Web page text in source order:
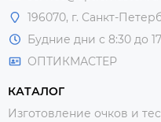
196070, г. Санкт-
Будние дни с 8:30 до
ОПТИКМАСТЕР
КАТАЛОГ
Изготовление очков и